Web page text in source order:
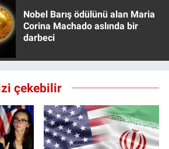
Nobel Barış ödülünü alan Maria
Corina Machado aslında bir
darbeci
çekebilir